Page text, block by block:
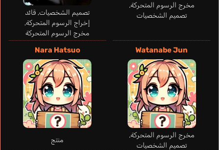
مخرج الرسوم المتحركة,
تصميم الشخصيات
تصميم الشخصيات, قائد
إخراج الرسوم المتحركة,
مخرج الرسوم المتحركة
Watanabe Jun
مخرج الرسوم المتحركة,
تصميم الشخصيات
Nara Hatsuo
منتج
Kelly Steven
إنجليزي
Tabarez Víctor
Alexandre